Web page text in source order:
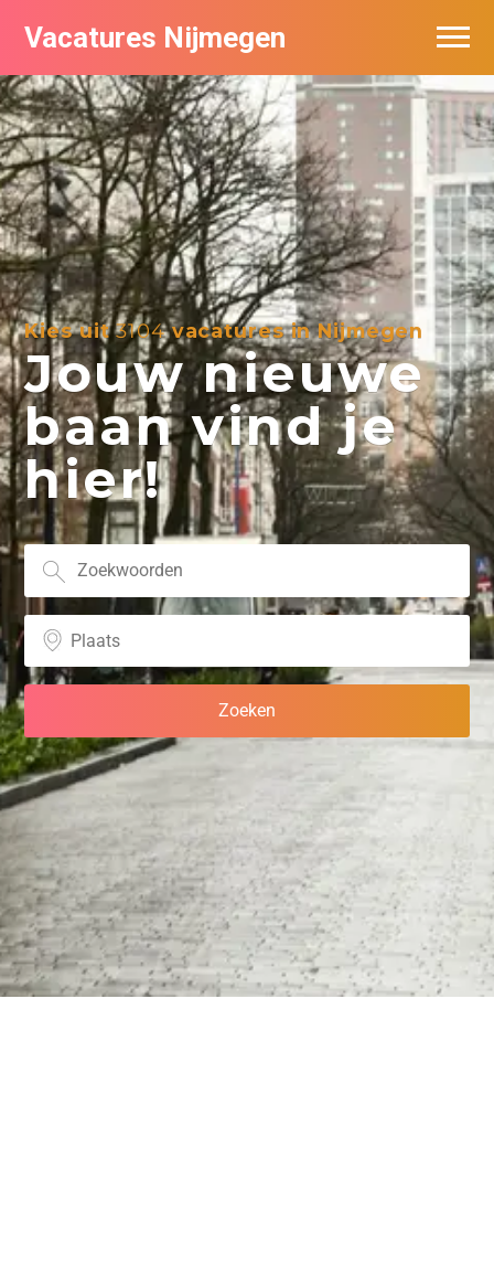
Vacatures Nijmegen
Kies uit3104vacatures in Nijmegen
Jouw nieuwe
baan vind je
hier!
Vacatures per bedrijf
De populairste vacatures in Nijmegen
Nieuwsbrief feed